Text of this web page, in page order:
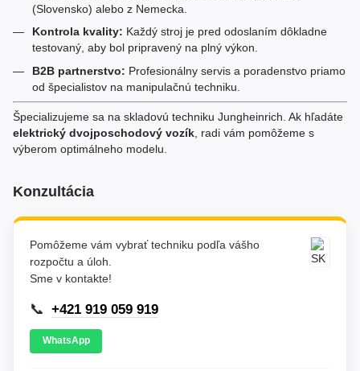
(Slovensko) alebo z Nemecka.
Kontrola kvality: Každý stroj je pred odoslaním dôkladne
testovaný, aby bol pripravený na plný výkon.
B2B partnerstvo: Profesionálny servis a poradenstvo priamo
od špecialistov na manipulačnú techniku.
Špecializujeme sa na skladovú techniku Jungheinrich. Ak hľadáte
elektrický dvojposchodový vozík , radi vám pomôžeme s
výberom optimálneho modelu.
Konzultácia
Pomôžeme vám vybrať techniku podľa vášho
rozpočtu a úloh.
Sme v kontakte!
📞 +421 919 059 919
WhatsApp